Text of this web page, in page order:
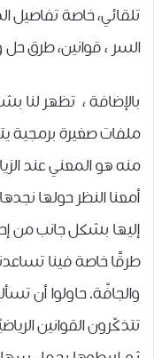
تلقائي، خاصة تفاصيل
السر ، قوانين، طرق حل
بالإضافة ، تظهر لنا
ملفات صغيرة برمجية
منه هو المعني عند
أمعنا النظر حولها
إليها بشكل جانب من
طرقًا خاصة فينا
والجافّة. حاولوا أن
تتذكّرون القوانين